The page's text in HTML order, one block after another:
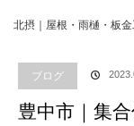
北摂｜屋根・雨樋・板
ブログ
ブ
ブログ
豊中市｜集